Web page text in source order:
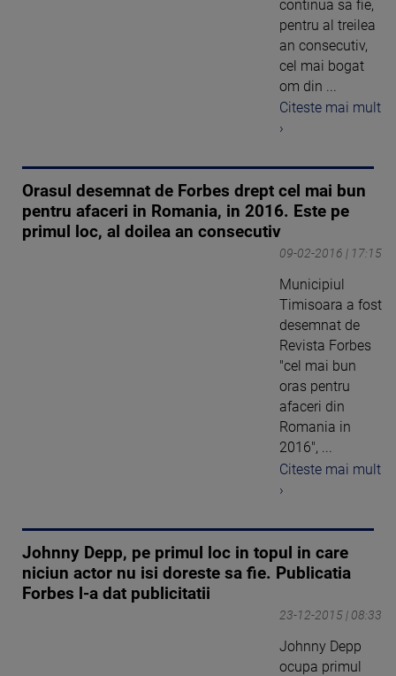
continua sa fie,
pentru al treilea
an consecutiv,
cel mai bogat
om din ...
Citeste mai mult
›
Orasul desemnat de Forbes drept cel mai bun
pentru afaceri in Romania, in 2016. Este pe
primul loc, al doilea an consecutiv
09-02-2016 | 17:15
Municipiul
Timisoara a fost
desemnat de
Revista Forbes
"cel mai bun
oras pentru
afaceri din
Romania in
2016", ...
Citeste mai mult
›
Johnny Depp, pe primul loc in topul in care
niciun actor nu isi doreste sa fie. Publicatia
Forbes l-a dat publicitatii
23-12-2015 | 08:33
Johnny Depp
ocupa primul